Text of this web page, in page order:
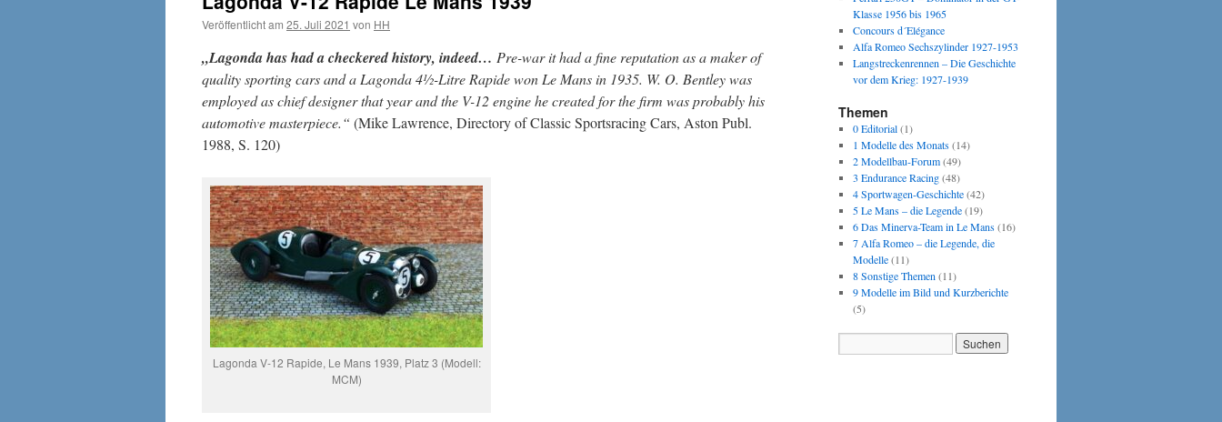
Veröffentlicht am 25. Juli 2021 von HH
„Lagonda has had a checkered history, indeed… Pre-war it had a fine reputation as a maker of
quality sporting cars and a Lagonda 4½-Litre Rapide won Le Mans in 1935. W. O. Bentley was
employed as chief designer that year and the V-12 engine he created for the firm was probably his
automotive masterpiece.“ (Mike Lawrence, Directory of Classic Sportsracing Cars, Aston Publ.
1988, S. 120)
Lagonda V-12 Rapide, Le Mans 1939, Platz 3 (Modell:
MCM)
Klasse 1956 bis 1965
Concours d´Elégance
Alfa Romeo Sechszylinder 1927-1953
Langstreckenrennen – Die Geschichte
vor dem Krieg: 1927-1939
Themen
0 Editorial(1)
1 Modelle des Monats(14)
2 Modellbau-Forum(49)
3 Endurance Racing(48)
4 Sportwagen-Geschichte(42)
5 Le Mans – die Legende(19)
6 Das Minerva-Team in Le Mans(16)
7 Alfa Romeo – die Legende, die
Modelle(11)
8 Sonstige Themen (11)
9 Modelle im Bild und Kurzberichte
(5)